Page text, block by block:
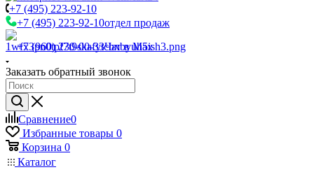
+7 (495) 223-92-10
+7 (495) 223-92-10отдел продаж
+7 (960) 230-00-33Чат в Max
Заказать обратный звонок
Сравнение0
Избранные товары 0
Корзина 0
Каталог